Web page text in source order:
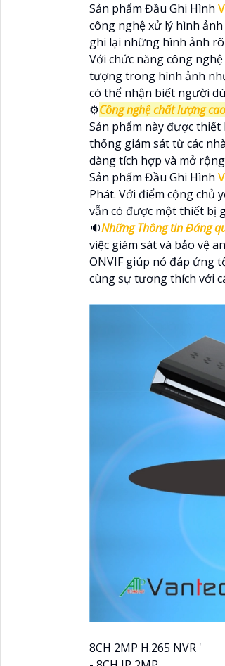
Sản phẩm Đầu Ghi Hình
công nghệ xử lý hình ảnh
ghi lại những hình ảnh
Với chức năng công
tượng trong hình ảnh
có thể nhận biết người
⚙Công nghệ chất lượng
Sản phẩm này được
thống giám sát từ các
dàng tích hợp và mở
Sản phẩm Đầu Ghi Hình
Phát. Với điểm cộng chủ
vẫn có được một thiết bị
🔉Những Thông tin Đáng
việc giám sát và bảo vệ
ONVIF giúp nó đáp ứng
cùng sự tương thích với
8CH 2MP H.265 NVR '